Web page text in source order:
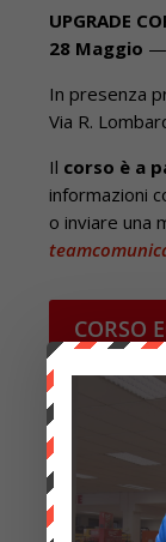
UPGRADE
28 Maggio —
In presenza
Via R.
Il corso è a
informazioni
o inviare una
CORSO
CORSO